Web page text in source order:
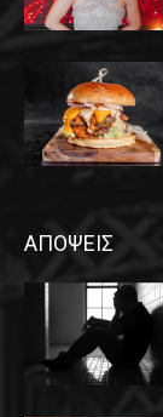
ΑΠΟΨΕΙΣ